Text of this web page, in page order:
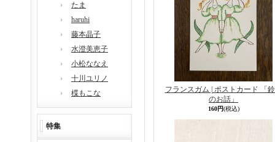
たま
haruhi
藤本晶子
水澄美恵子
小松ななえ
十川ユリノ
楪もこな
特集
フランスガム | ポストカード 「
のお話」
160円(税込)